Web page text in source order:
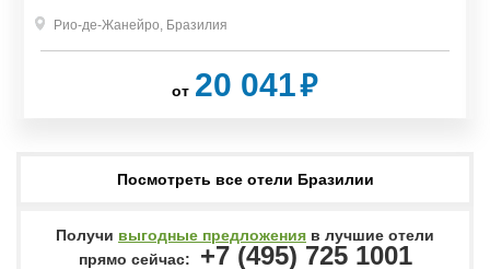
Рио-де-Жанейро, Бразилия
от 20 041₽
Посмотреть все отели Бразилии
Получи выгодные предложения в лучшие отели
прямо сейчас:
+7 (495) 725 1001